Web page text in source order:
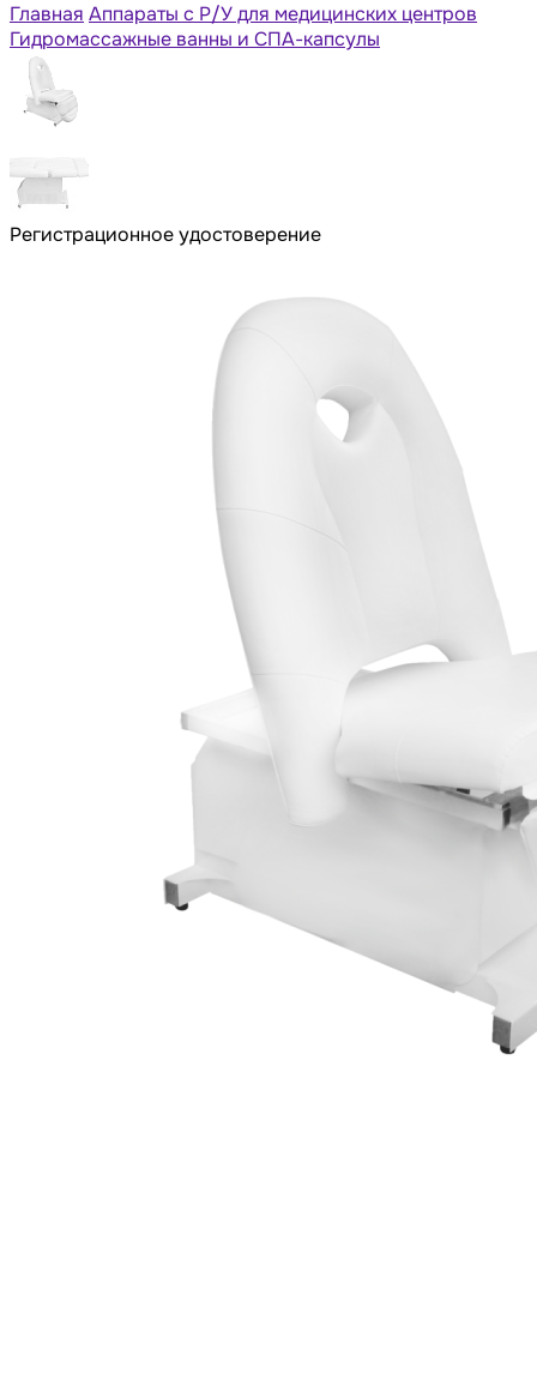
Главная Аппараты с Р/У для медицинских центров
Гидромассажные ванны и СПА-капсулы
Регистрационное удостоверение